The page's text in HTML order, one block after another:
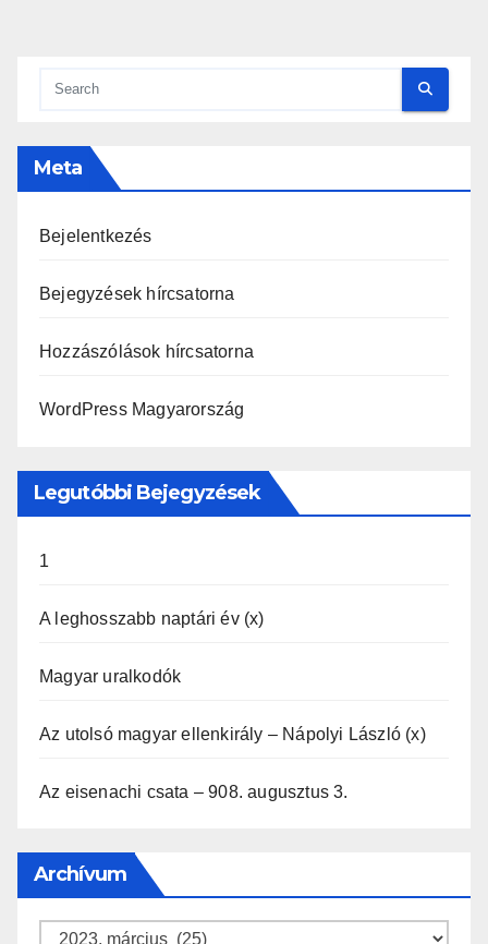
Meta
Bejelentkezés
Bejegyzések hírcsatorna
Hozzászólások hírcsatorna
WordPress Magyarország
Legutóbbi Bejegyzések
1
A leghosszabb naptári év (x)
Magyar uralkodók
Az utolsó magyar ellenkirály – Nápolyi László (x)
Az eisenachi csata – 908. augusztus 3.
Archívum
Archívum